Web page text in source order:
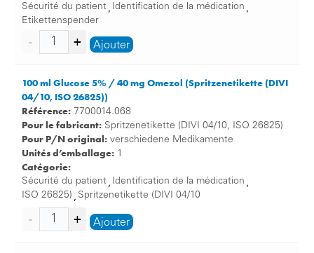
Sécurité du patient , Identification de la médication ,
Etikettenspender
Ajouter
100 ml Glucose 5% / 40 mg Omezol (Spritzenetikette (DIVI
04/10, ISO 26825))
Référence: 7700014.068
Pour le fabricant: Spritzenetikette (DIVI 04/10, ISO 26825)
Pour P/N original: verschiedene Medikamente
Unités d’emballage: 1
Catégorie:
Sécurité du patient , Identification de la médication ,
ISO 26825) , Spritzenetikette (DIVI 04/10
Ajouter